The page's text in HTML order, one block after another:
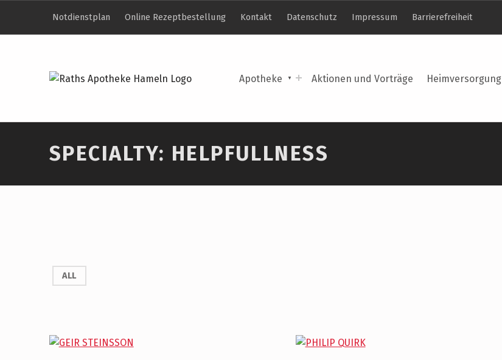
Apotheke Aktionen und Vorträge Heimversorgung
Notdienstplan Online Rezeptbestellung Kontakt Datenschutz Impressum Barrierefreiheit
SPECIALTY: HELPFULLNESS
ALL